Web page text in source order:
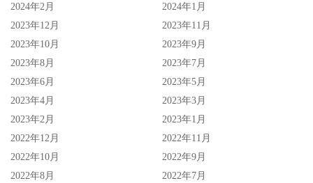
2024年2月
2024年1月
2023年12月
2023年11月
2023年10月
2023年9月
2023年8月
2023年7月
2023年6月
2023年5月
2023年4月
2023年3月
2023年2月
2023年1月
2022年12月
2022年11月
2022年10月
2022年9月
2022年8月
2022年7月